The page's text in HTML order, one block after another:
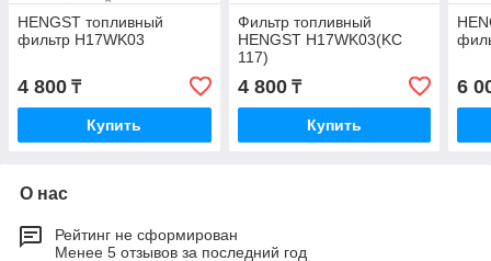
HENGST топливный
фильтр H17WK03
4 800 ₸
Купить
Фильтр топливный
HENGST H17WK03(KC
117)
4 800₸
Купить
6
О нас
Рейтинг не сформирован
Менее 5 отзывов за последний год